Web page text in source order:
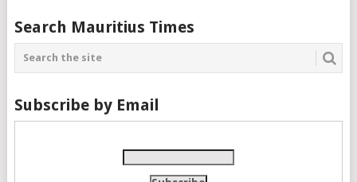
Search Mauritius Times
Subscribe by Email